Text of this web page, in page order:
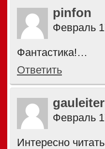
pinfon
Февраль
Фантастика!…
Ответить
gauleiter
Февраль
Интересно